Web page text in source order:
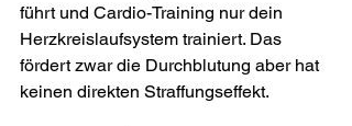
führt und Cardio-Training nur dein
Herzkreislaufsystem trainiert. Das
fördert zwar die Durchblutung aber hat
keinen direkten Straffungseffekt.